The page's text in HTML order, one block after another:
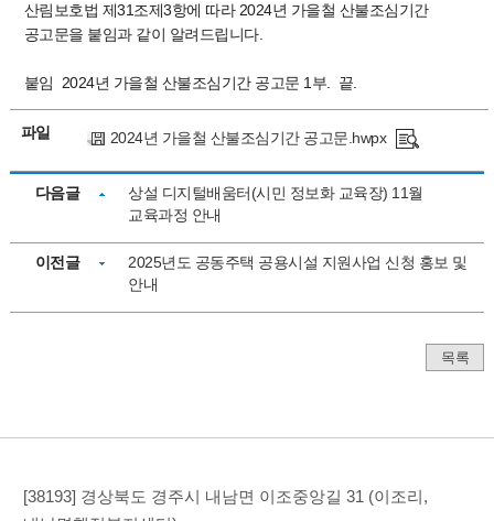
산림보호법 제31조제3항에 따라 2024년 가을철 산불조심기간
공고문을 붙임과 같이 알려드립니다.
붙임 2024년 가을철 산불조심기간 공고문 1부. 끝.
파일 2024년 가을철 산불조심기간 공고문.hwpx
다음글
상설 디지털배움터(시민 정보화 교육장) 11월
교육과정 안내
이전글
2025년도 공동주택 공용시설 지원사업 신청 홍보 및
안내
목록
[38193] 경상북도 경주시 내남면 이조중앙길 31 (이조리,